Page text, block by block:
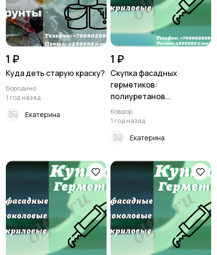
1 ₽
Куда деть старую краску?
Бородино
1 год назад
Екатерина
1 ₽
Скупка фасадных
герметиков:
полиуретанов...
Ковдор
1 год назад
Екатерина